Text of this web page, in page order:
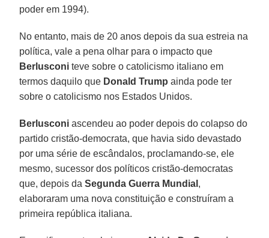
poder em 1994).
No entanto, mais de 20 anos depois da sua estreia na
política, vale a pena olhar para o impacto que
Berlusconi teve sobre o catolicismo italiano em
termos daquilo que Donald Trump ainda pode ter
sobre o catolicismo nos Estados Unidos.
Berlusconi ascendeu ao poder depois do colapso do
partido cristão-democrata, que havia sido devastado
por uma série de escândalos, proclamando-se, ele
mesmo, sucessor dos políticos cristão-democratas
que, depois daSegunda Guerra Mundial ,
elaboraram uma nova constituição e construíram a
primeira república italiana.